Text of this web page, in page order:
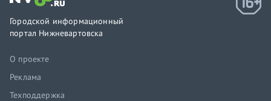
Городской информационный
портал Нижневартовска
О проекте
Реклама
Техподдержка